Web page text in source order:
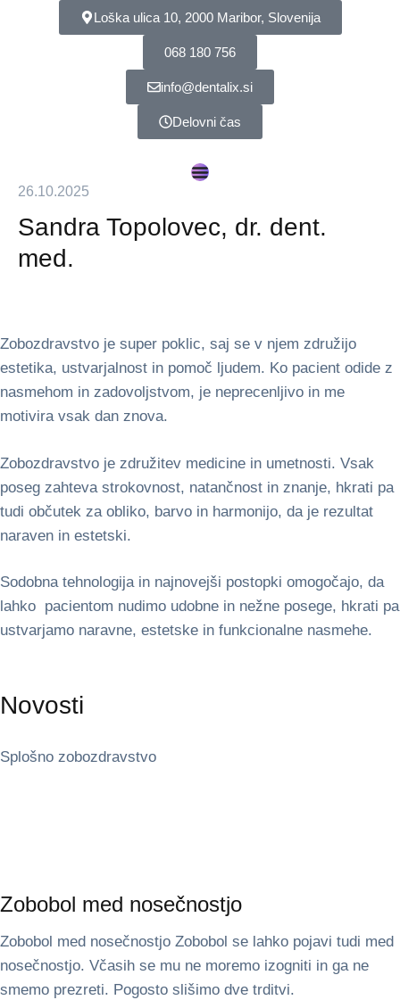
Loška ulica 10, 2000 Maribor, Slovenija
068 180 756
info@dentalix.si
Delovni čas
26.10.2025
Sandra Topolovec, dr. dent.
med.
Zobozdravstvo je super poklic, saj se v njem združijo
estetika, ustvarjalnost in pomoč ljudem. Ko pacient odide z
nasmehom in zadovoljstvom, je neprecenljivo in me
motivira vsak dan znova.
Zobozdravstvo je združitev medicine in umetnosti. Vsak
poseg zahteva strokovnost, natančnost in znanje, hkrati pa
tudi občutek za obliko, barvo in harmonijo, da je rezultat
naraven in estetski.
Sodobna tehnologija in najnovejši postopki omogočajo, da
lahko pacientom nudimo udobne in nežne posege, hkrati pa
ustvarjamo naravne, estetske in funkcionalne nasmehe.
Novosti
Splošno zobozdravstvo
Zobobol med nosečnostjo
Zobobol med nosečnostjo Zobobol se lahko pojavi tudi med
nosečnostjo. Včasih se mu ne moremo izogniti in ga ne
smemo prezreti. Pogosto slišimo dve trditvi.